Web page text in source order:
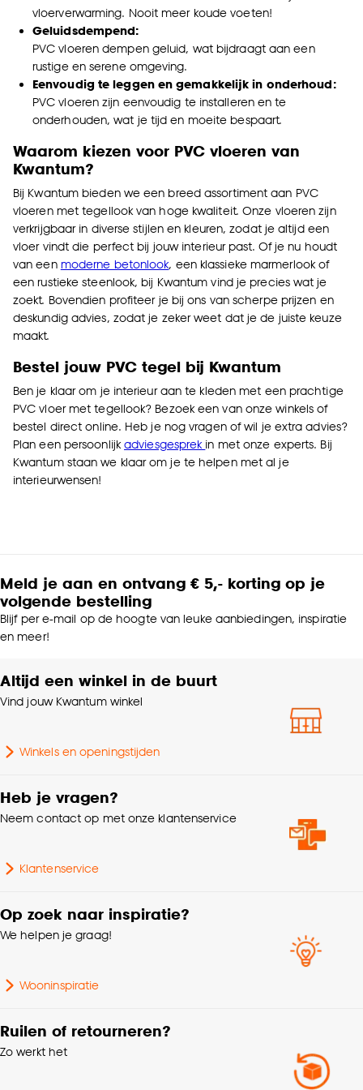
Goed om te weten is dat je deze keuze altijd nog
kan aanpassen, bekijk hiervoor onze
cookieverklaring.
vloerverwarming. Nooit meer koude voeten!
Geluidsdempend:
PVC vloeren dempen geluid, wat bijdraagt aan een
rustige en serene omgeving.
Eenvoudig te leggen en gemakkelijk in onderhoud:
PVC vloeren zijn eenvoudig te installeren en te
onderhouden, wat je tijd en moeite bespaart.
Waarom kiezen voor PVC vloeren van
Kwantum?
Bij Kwantum bieden we een breed assortiment aan PVC
vloeren met tegellook van hoge kwaliteit. Onze vloeren zijn
verkrijgbaar in diverse stijlen en kleuren, zodat je altijd een
vloer vindt die perfect bij jouw interieur past. Of je nu houdt
van een moderne betonlook, een klassieke marmerlook of
een rustieke steenlook, bij Kwantum vind je precies wat je
zoekt. Bovendien profiteer je bij ons van scherpe prijzen en
deskundig advies, zodat je zeker weet dat je de juiste keuze
maakt.
Bestel jouw PVC tegel bij Kwantum
Ben je klaar om je interieur aan te kleden met een prachtige
PVC vloer met tegellook? Bezoek een van onze winkels of
bestel direct online. Heb je nog vragen of wil je extra advies?
Plan een persoonlijkadviesgesprek in met onze experts. Bij
Kwantum staan we klaar om je te helpen met al je
interieurwensen!
Meld je aan en ontvang € 5,- korting op je
volgende bestelling
Blijf per e-mail op de hoogte van leuke aanbiedingen, inspiratie
en meer!
Altijd een winkel in de buurt
Vind jouw Kwantum winkel
Winkels en openingstijden
Heb je vragen?
Neem contact op met onze klantenservice
Klantenservice
Op zoek naar inspiratie?
We helpen je graag!
Wooninspiratie
Ruilen of retourneren?
Zo werkt het